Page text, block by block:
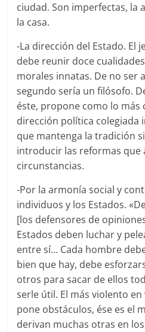
ciudad. Son imperfectas, la
la casa.
-La dirección del Estado. El
debe reunir doce
morales innatas. De no ser
segundo sería un filósofo.
éste, propone como lo más
dirección política colegiada
que mantenga la tradición
introducir las reformas que
circunstancias.
-Por la armonía social y
individuos y los Estados.
[los defensores de
Estados deben luchar y
entre sí… Cada hombre
bien que hay, debe
otros para sacar de ellos
serle útil. El más violento
pone obstáculos, ése es el
derivan muchas otras en